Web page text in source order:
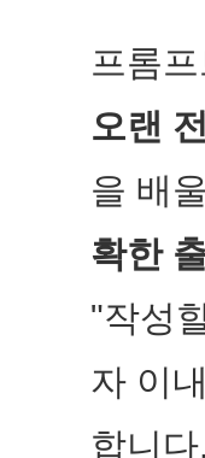
프롬
오랜
을 배
확한
"작성
자 이
합니